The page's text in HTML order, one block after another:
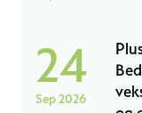
24
Sep 2026